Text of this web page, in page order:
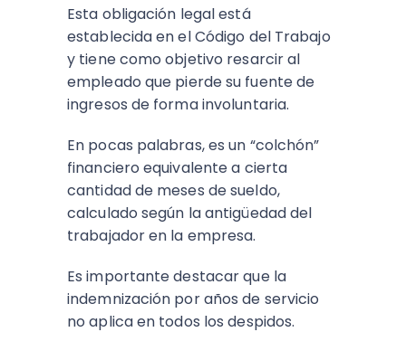
Esta obligación legal está
establecida en el Código del Trabajo
y tiene como objetivo resarcir al
empleado que pierde su fuente de
ingresos de forma involuntaria.
En pocas palabras, es un “colchón”
financiero equivalente a cierta
cantidad de meses de sueldo,
calculado según la antigüedad del
trabajador en la empresa.
Es importante destacar que la
indemnización por años de servicio
no aplica en todos los despidos.